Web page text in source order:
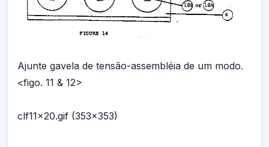
Ajunte gavela de tensão-assembléia de um modo.
<figo. 11 & 12>
clf11x20.gif (353x353)